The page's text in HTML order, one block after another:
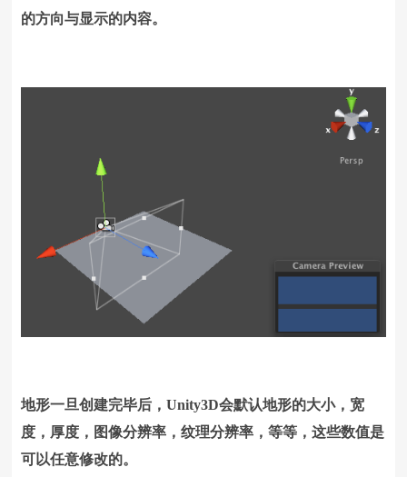
的方向与显示的内容。
地形一旦创建完毕后，Unity3D会默认地形的大小，宽
度，厚度，图像分辨率，纹理分辨率，等等，这些数值是
可以任意修改的。